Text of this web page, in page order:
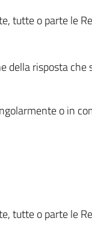
tutte o parte le
risposta
o in
tutte o parte le